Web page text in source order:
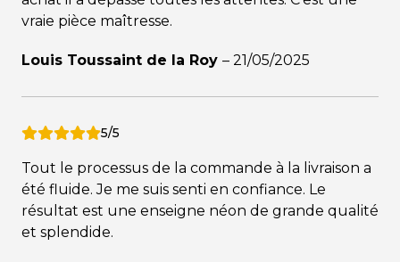
vraie pièce maîtresse.
Louis Toussaint de la Roy – 21/05/2025
5/5
Tout le processus de la commande à la livraison a
été fluide. Je me suis senti en confiance. Le
résultat est une enseigne néon de grande qualité
et splendide.